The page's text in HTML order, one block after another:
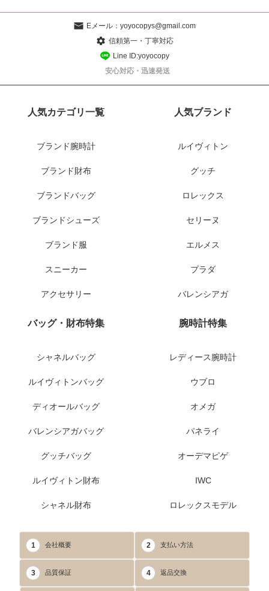
Eメール： yoyocopys@gmail.com
信頼第一・丁寧対応
Line ID:yoyocopy
安心対応・迅速発送
人気カテゴリ一覧
ブランド腕時計
ブランド財布
ブランドバッグ
ブランドシューズ
ブランド服
スニーカー
アクセサリー
人気ブランド
ルイヴィトン
グッチ
ロレックス
セリーヌ
エルメス
プラダ
バレンシアガ
バッグ・財布特集
シャネルバッグ
ルイヴィトンバッグ
ディオールバッグ
バレンシアガバッグ
グッチバッグ
ルイヴィトン財布
シャネル財布
腕時計特集
レディース腕時計
ウブロ
オメガ
パネライ
オーデマピゲ
IWC
ロレックスモデル
1 会社概要 2 支払い方法
3 品質保証 4 返品交換